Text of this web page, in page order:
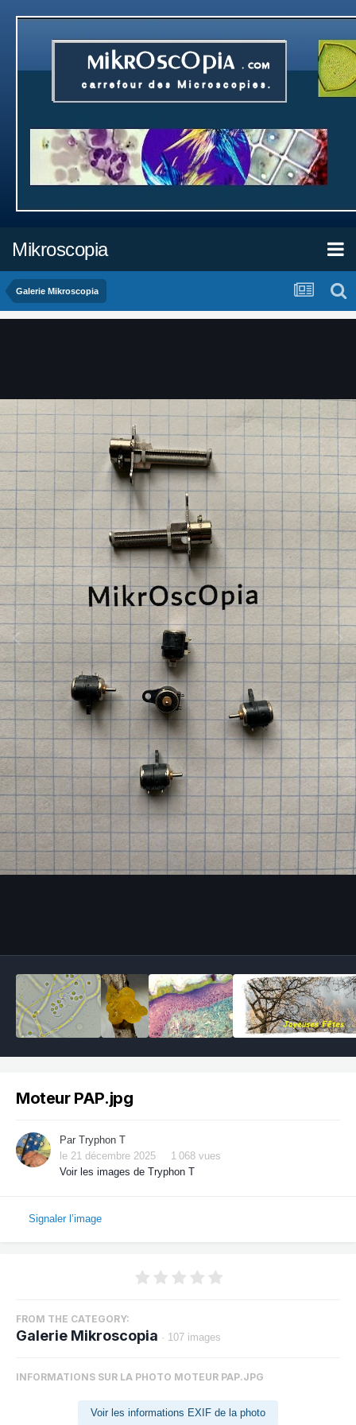
Mikroscopia
Galerie Mikroscopia
Moteur PAP.jpg
Par Tryphon T
le 21 décembre 2025
1 068 vues
Voir les images de Tryphon T
Signaler l’image
FROM THE CATEGORY:
Galerie Mikroscopia · 107 images
INFORMATIONS SUR LA PHOTO MOTEUR PAP.JPG
Voir les informations EXIF de la photo